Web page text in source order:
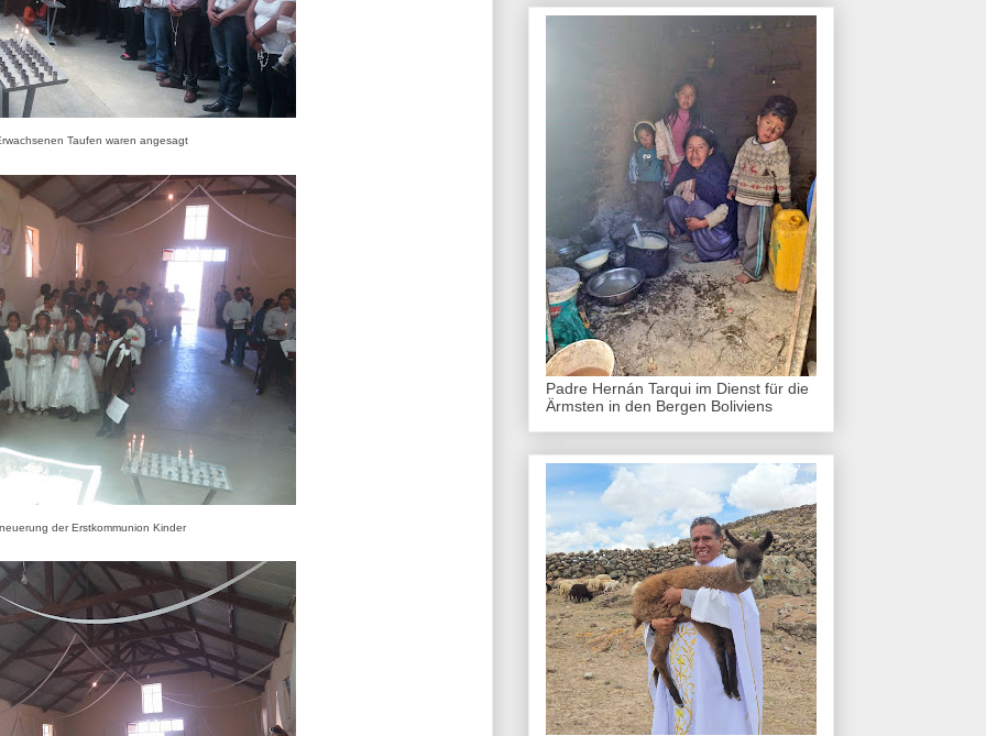
Taufen waren angesagt
der Erstkommunion Kinder
Padre Hernán Tarqui im Dienst für die
Ärmsten in den Bergen Boliviens